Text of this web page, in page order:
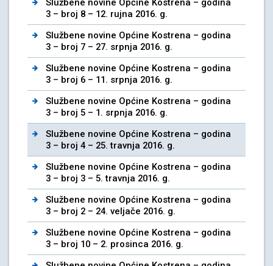
3 – broj 8 – 12. rujna 2016. g.
Službene novine Općine Kostrena – godina
3 – broj 7 – 27. srpnja 2016. g.
Službene novine Općine Kostrena – godina
3 – broj 6 – 11. srpnja 2016. g.
Službene novine Općine Kostrena – godina
3 – broj 5 – 1. srpnja 2016. g.
Službene novine Općine Kostrena – godina
3 – broj 4 – 25. travnja 2016. g.
Službene novine Općine Kostrena – godina
3 – broj 3 – 5. travnja 2016. g.
Službene novine Općine Kostrena – godina
3 – broj 2 – 24. veljače 2016. g.
Službene novine Općine Kostrena – godina
3 – broj 10 – 2. prosinca 2016. g.